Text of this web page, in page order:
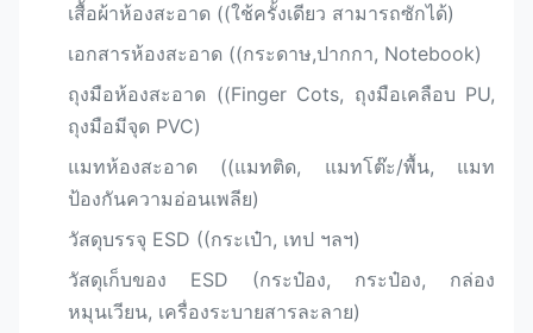
เสื้อผ้าห้องสะอาด ((ใช้ครั้งเดียว สามารถซักได้)
เอกสารห้องสะอาด ((กระดาษ,ปากกา, Notebook)
ถุงมือห้องสะอาด ((Finger Cots, ถุงมือเคลือบ PU,
ถุงมือมีจุด PVC)
แมทห้องสะอาด ((แมทติด, แมทโต๊ะ/พื้น, แมท
ป้องกันความอ่อนเพลีย)
วัสดุบรรจุ ESD ((กระเป๋า, เทป ฯลฯ)
วัสดุเก็บของ ESD (กระป๋อง, กระป๋อง, กล่อง
หมุนเวียน, เครื่องระบายสารละลาย)